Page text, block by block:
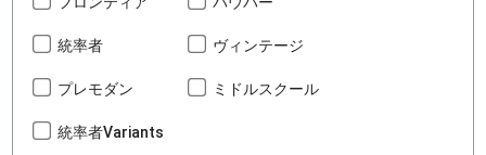
統率者 ヴィンテージ
プレモダン ミドルスクール
統率者Variants